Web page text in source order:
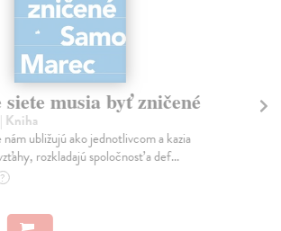
siete musia byť zničené
| Kniha
ubližujú ako jednotlivcom a kazia
rozkladajú spoločnosť a def...
?